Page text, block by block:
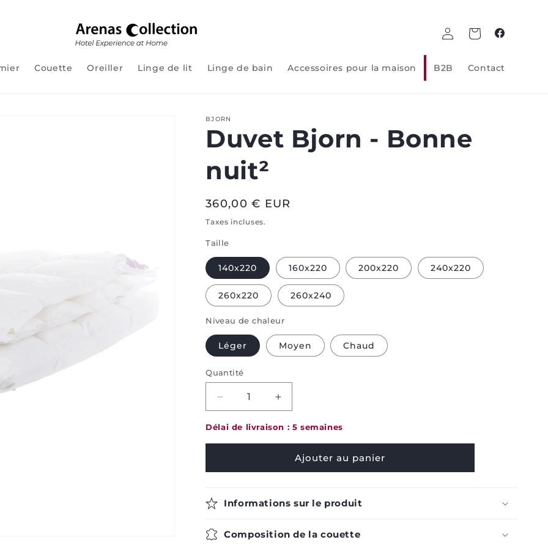
Couette Oreiller Linge de lit Linge de bain Accessoires pour la maison B2B Contact
Log
in
Panier
Facebook
BJORN
Duvet Bjorn - Bonne
nuit²
Prix
normal
360,00 € EUR
Taxes incluses.
Taille
140x220 160x220 200x220 240x220
260x220 260x240
Niveau de chaleur
Léger Moyen Chaud
Quantité
Decrease
quantity
for
Duvet
Increase
quantity
for
Duvet
Bjorn
Délai de livraison : 5 semaines
Ajouter au panier
Informations sur le produit
Composition de la couette